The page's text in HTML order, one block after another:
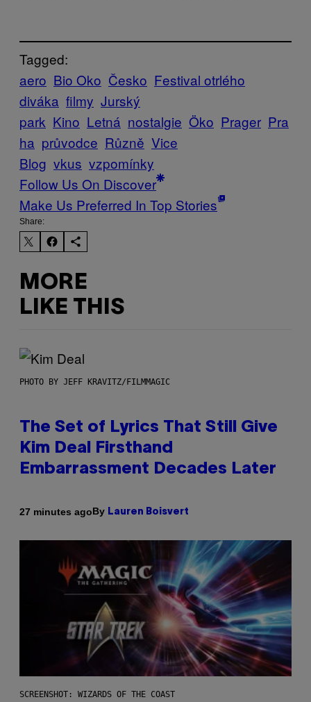
Tagged:
aero Bio Oko Česko Festival otrlého
diváka filmy Jurský
park Kino Letná nostalgie Öko Prager Pra
ha průvodce Různě Vice
Blog vkus vzpomínky
Follow Us On Discover
Make Us Preferred In Top Stories
Share:
MORE
LIKE THIS
PHOTO BY JEFF KRAVITZ/FILMMAGIC
The Set of Lyrics That Still Give
Kim Deal Firsthand
Embarrassment Decades Later
27 minutes agoBy Lauren Boisvert
SCREENSHOT: WIZARDS OF THE COAST